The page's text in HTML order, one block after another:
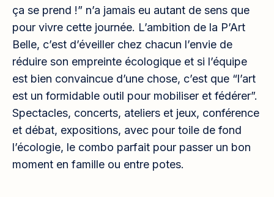
ça se prend !” n’a jamais eu autant de sens que
pour vivre cette journée. L’ambition de la P’Art
Belle, c’est d’éveiller chez chacun l’envie de
réduire son empreinte écologique et si l’équipe
est bien convaincue d’une chose, c’est que “l’art
est un formidable outil pour mobiliser et fédérer”.
Spectacles, concerts, ateliers et jeux, conférence
et débat, expositions, avec pour toile de fond
l’écologie, le combo parfait pour passer un bon
moment en famille ou entre potes.